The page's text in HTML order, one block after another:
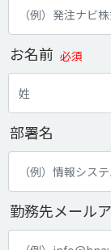
お名前 必須
部署名
勤務先メール